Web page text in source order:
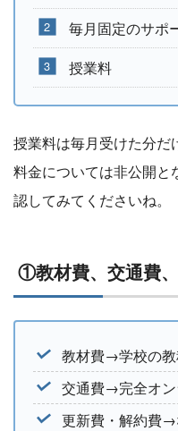
毎月固定のサポ
授業料
授業料は毎月受けた分だ
料金については非公開と
認してみてくださいね。
①教材費、交通費
教材費→学校の教
交通費→完全オ
更新費・解約費→